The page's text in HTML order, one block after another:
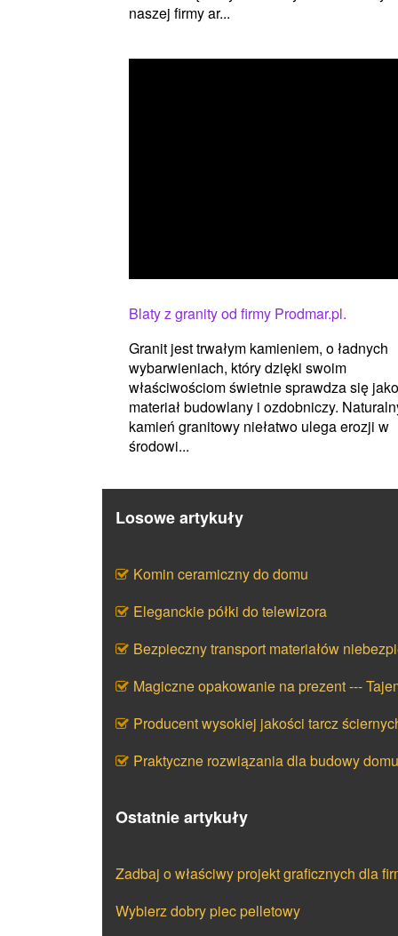
naszej firmy ar...
Blaty z granity od firmy Prodmar.pl.
Granit jest trwałym kamieniem, o ładnych
wybarwieniach, który dzięki swoim
właściwościom świetnie sprawdza się jako
materiał budowlany i ozdobniczy.
kamień granitowy niełatwo ulega erozji w
środowi...
Losowe artykuły
Komin ceramiczny do domu
Eleganckie półki do telewizora
Bezpieczny transport materiałów
Magiczne opakowanie na prezent ---
Producent wysokiej jakości tarcz
Praktyczne rozwiązania dla budowy domu
Ostatnie artykuły
Zadbaj o właściwy projekt graficznych dla
Wybierz dobry piec pelletowy